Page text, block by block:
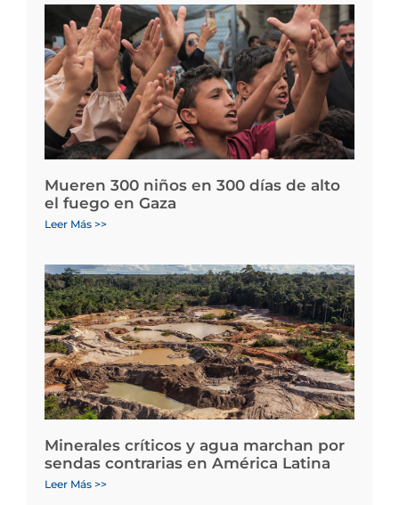
Mueren 300 niños en 300 días de alto
el fuego en Gaza
Leer Más >>
Minerales críticos y agua marchan por
sendas contrarias en América Latina
Leer Más >>